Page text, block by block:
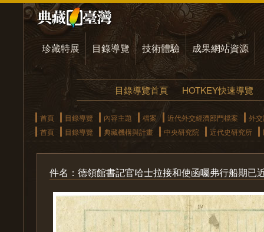
珍藏特展 目錄導覽 技術體驗 成果網站資源
目錄導覽首頁 HOTKEY快速導覽
首頁 目錄導覽 內容主題 檔案 近代外交經濟部門檔案
外
首頁
目錄導覽 典藏機構與計畫 中央研究院 近代史研究所
件名：德領館書記官哈士拉接和使函囑弗行船期已